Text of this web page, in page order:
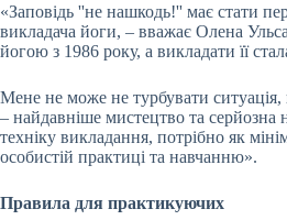
«Заповідь ''не нашкодь!'' має стати
викладача йоги, – вважає Олена
йогою з 1986 року, а викладати її
Мене не може не турбувати ситуація,
– найдавніше мистецтво та
техніку викладання, потрібно як
особистій практиці та навчанню».
Правила для практикуючих